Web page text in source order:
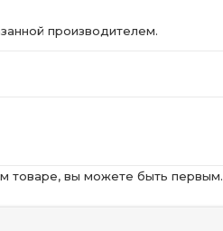
производителем.
товаре, вы можете быть первым.